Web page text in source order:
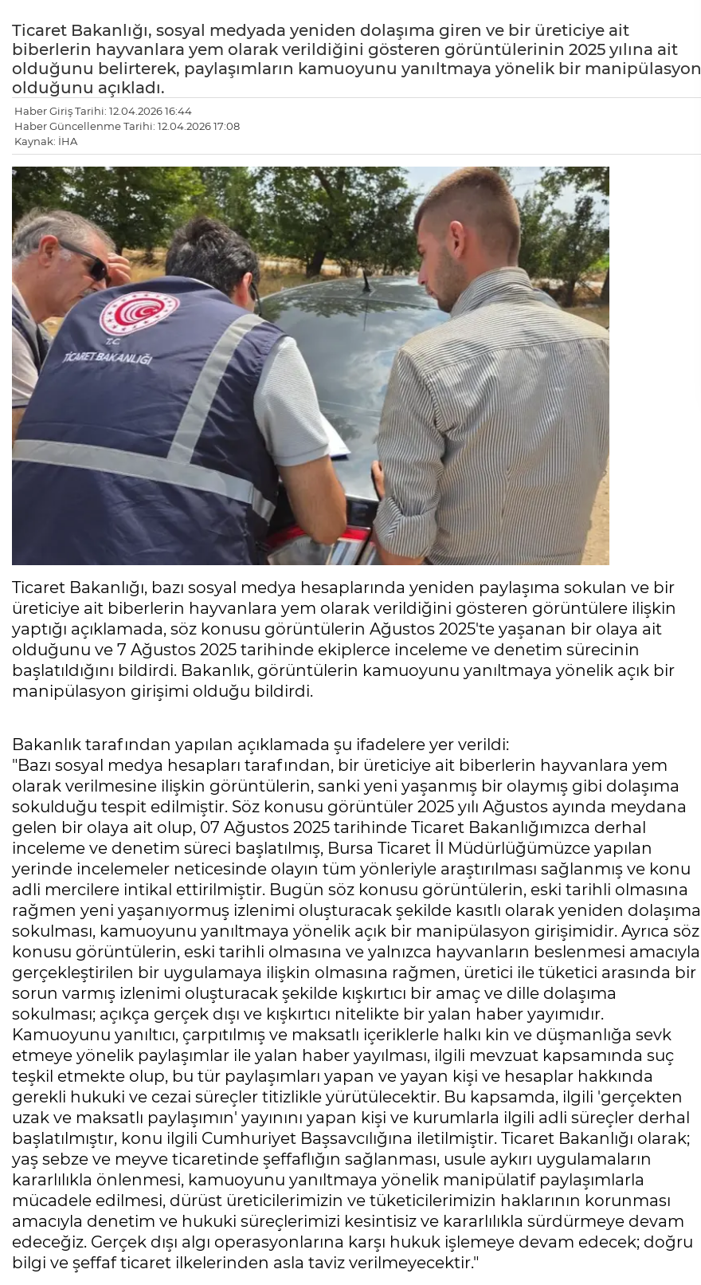
Ticaret Bakanlığı, sosyal medyada yeniden dolaşıma giren ve bir üreticiye ait
biberlerin hayvanlara yem olarak verildiğini gösteren görüntülerinin 2025 yılına ait
olduğunu belirterek, paylaşımların kamuoyunu yanıltmaya yönelik bir manipülasyon
olduğunu açıkladı.
Haber Giriş Tarihi: 12.04.2026 16:44
Haber Güncellenme Tarihi: 12.04.2026 17:08
Kaynak: İHA
Ticaret Bakanlığı, bazı sosyal medya hesaplarında yeniden paylaşıma sokulan ve bir
üreticiye ait biberlerin hayvanlara yem olarak verildiğini gösteren görüntülere ilişkin
yaptığı açıklamada, söz konusu görüntülerin Ağustos 2025'te yaşanan bir olaya ait
olduğunu ve 7 Ağustos 2025 tarihinde ekiplerce inceleme ve denetim sürecinin
başlatıldığını bildirdi. Bakanlık, görüntülerin kamuoyunu yanıltmaya yönelik açık bir
manipülasyon girişimi olduğu bildirdi.
Bakanlık tarafından yapılan açıklamada şu ifadelere yer verildi:
"Bazı sosyal medya hesapları tarafından, bir üreticiye ait biberlerin hayvanlara yem
olarak verilmesine ilişkin görüntülerin, sanki yeni yaşanmış bir olaymış gibi dolaşıma
sokulduğu tespit edilmiştir. Söz konusu görüntüler 2025 yılı Ağustos ayında meydana
gelen bir olaya ait olup, 07 Ağustos 2025 tarihinde Ticaret Bakanlığımızca derhal
inceleme ve denetim süreci başlatılmış, Bursa Ticaret İl Müdürlüğümüzce yapılan
yerinde incelemeler neticesinde olayın tüm yönleriyle araştırılması sağlanmış ve konu
adli mercilere intikal ettirilmiştir. Bugün söz konusu görüntülerin, eski tarihli olmasına
rağmen yeni yaşanıyormuş izlenimi oluşturacak şekilde kasıtlı olarak yeniden dolaşıma
sokulması, kamuoyunu yanıltmaya yönelik açık bir manipülasyon girişimidir. Ayrıca söz
konusu görüntülerin, eski tarihli olmasına ve yalnızca hayvanların beslenmesi amacıyla
gerçekleştirilen bir uygulamaya ilişkin olmasına rağmen, üretici ile tüketici arasında bir
sorun varmış izlenimi oluşturacak şekilde kışkırtıcı bir amaç ve dille dolaşıma
sokulması; açıkça gerçek dışı ve kışkırtıcı nitelikte bir yalan haber yayımıdır.
Kamuoyunu yanıltıcı, çarpıtılmış ve maksatlı içeriklerle halkı kin ve düşmanlığa sevk
etmeye yönelik paylaşımlar ile yalan haber yayılması, ilgili mevzuat kapsamında suç
teşkil etmekte olup, bu tür paylaşımları yapan ve yayan kişi ve hesaplar hakkında
gerekli hukuki ve cezai süreçler titizlikle yürütülecektir. Bu kapsamda, ilgili 'gerçekten
uzak ve maksatlı paylaşımın' yayınını yapan kişi ve kurumlarla ilgili adli süreçler derhal
başlatılmıştır, konu ilgili Cumhuriyet Başsavcılığına iletilmiştir. Ticaret Bakanlığı olarak;
yaş sebze ve meyve ticaretinde şeffaflığın sağlanması, usule aykırı uygulamaların
kararlılıkla önlenmesi, kamuoyunu yanıltmaya yönelik manipülatif paylaşımlarla
mücadele edilmesi, dürüst üreticilerimizin ve tüketicilerimizin haklarının korunması
amacıyla denetim ve hukuki süreçlerimizi kesintisiz ve kararlılıkla sürdürmeye devam
edeceğiz. Gerçek dışı algı operasyonlarına karşı hukuk işlemeye devam edecek; doğru
bilgi ve şeffaf ticaret ilkelerinden asla taviz verilmeyecektir."